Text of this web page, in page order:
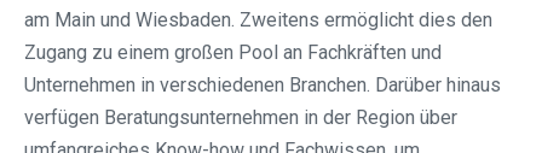
am Main und Wiesbaden. Zweitens ermöglicht dies den
Zugang zu einem großen Pool an Fachkräften und
Unternehmen in verschiedenen Branchen. Darüber hinaus
verfügen Beratungsunternehmen in der Region über